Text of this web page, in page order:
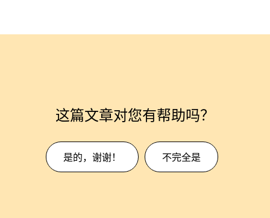
这篇文章对您有帮助吗？
是的，谢谢！ 不完全是